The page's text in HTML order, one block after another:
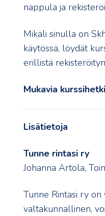
nappula ja
Mikäli sinulla on
käytössä, löydät
erillistä
Mukavia
Lisätietoja
Tunne rintasi ry
Johanna Artola,
Tunne Rintasi ry
valtakunnallinen,